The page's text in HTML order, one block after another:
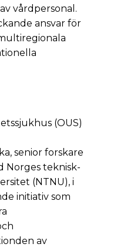
vårdpersonal.
ansvar för
(OUS)
senior forskare
Norges teknisk-
(NTNU), i
initiativ som
av